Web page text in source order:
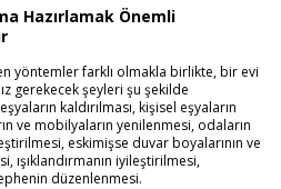
Hazırlamak Önemli
yöntemler farklı olmakla birlikte, bir evi
gerekecek şeyleri şu şekilde
kaldırılması, kişisel eşyaların
ve mobilyaların yenilenmesi, odaların
eskimişse duvar boyalarının ve
ışıklandırmanın iyileştirilmesi,
düzenlenmesi.